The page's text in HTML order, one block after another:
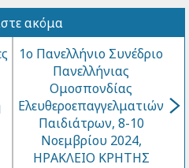
ακόμα
1ο Πανελλήνιο Συνέδριο
Πανελλήνιας
Ομοσπονδίας
Ελευθεροεπαγγελματιών
Παιδιάτρων, 8-10
Νοεμβρίου 2024,
ΗΡΑΚΛΕΙΟ ΚΡΗΤΗΣ